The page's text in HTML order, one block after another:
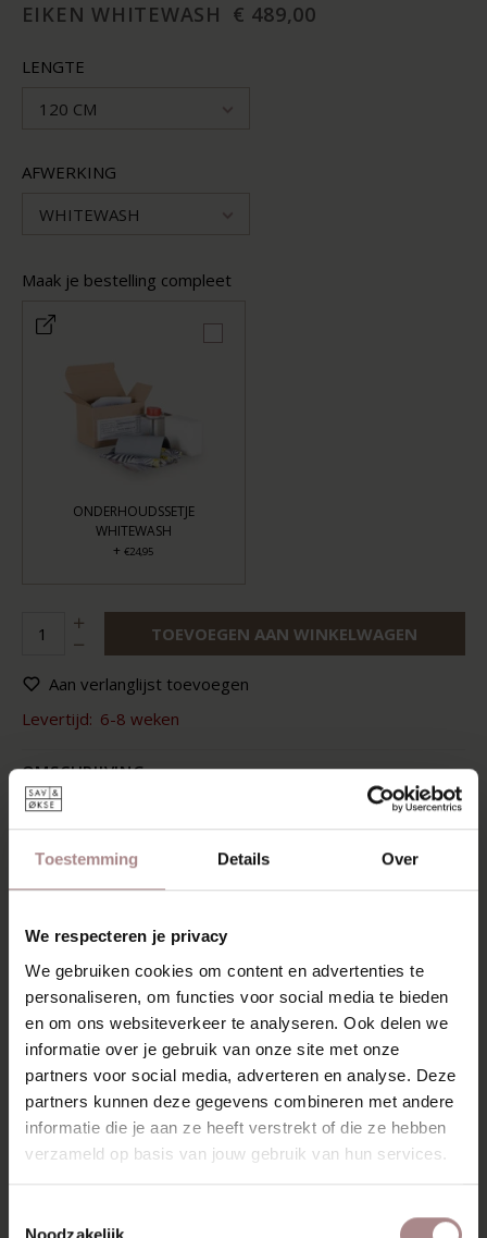
Toestemming Details Over
We respecteren je privacy
We gebruiken cookies om content en advertenties te
personaliseren, om functies voor social media te bieden
en om ons websiteverkeer te analyseren. Ook delen we
informatie over je gebruik van onze site met onze
partners voor social media, adverteren en analyse. Deze
partners kunnen deze gegevens combineren met andere
informatie die je aan ze heeft verstrekt of die ze hebben
verzameld op basis van jouw gebruik van hun services.
EIKEN WHITEWASH € 489,00
LENGTE
120 CM
AFWERKING
WHITEWASH
Maak je bestelling compleet
ONDERHOUDSSETJE
WHITEWASH
+ €24,95
TOEVOEGEN AAN WINKELWAGEN
Aan verlanglijst toevoegen
Levertijd: 6-8 weken
OMSCHRIJVING
De Gunni eettafelbank is een bank van massief hout in de
Scandinavische stijl. Een stevig bankje met een design van
scherpe lijnen. Een functioneel bankje met een heldere
vorm. Ook leuk om te gebruiken als bankje of lage tafel in
zonder de scherpe lijnen van het design verloren te laten
gaan.
De Gunni is een kenmerkend eettafelbankje. Hij heeft het
typische lichte eenvoudige design van Scandinavische
tafels. Gemaakt uit massief hout heeft het een degelijke
kwaliteit. Ontworpen met aandacht voor het
gebruiksgemak, laat hij geen ruimte verloren gaan. Dit
bankje combineert design, degelijkheid en gebruiksgemak
perfect